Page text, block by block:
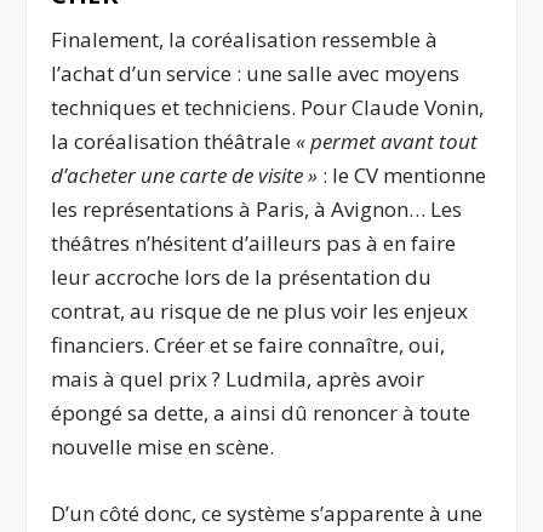
Finalement, la coréalisation ressemble à
l’achat d’un service : une salle avec moyens
techniques et techniciens. Pour Claude Vonin,
la coréalisation théâtrale« permet avant tout
d’acheter une carte de visite » : le CV mentionne
les représentations à Paris, à Avignon… Les
théâtres n’hésitent d’ailleurs pas à en faire
leur accroche lors de la présentation du
contrat, au risque de ne plus voir les enjeux
financiers. Créer et se faire connaître, oui,
mais à quel prix ? Ludmila, après avoir
épongé sa dette, a ainsi dû renoncer à toute
nouvelle mise en scène.
D’un côté donc, ce système s’apparente à une